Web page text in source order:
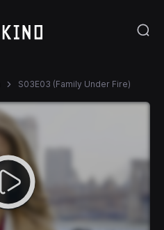
S03E03 (Family Under Fire)